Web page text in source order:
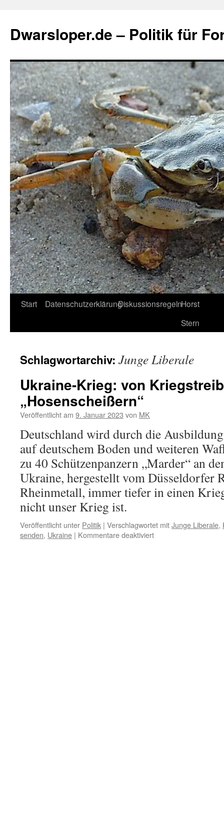
springen
Dwarsloper.de – Politik für
Start DatenschutzerklärungDiskussionsregelnHorst
Stern
Schlagwortarchiv: Junge Liberale
Ukraine-Krieg: von
„Hosenscheißern“
Veröffentlicht am 9. Januar 2023 von MK
Deutschland wird durch die
auf deutschem Boden und weiteren
zu 40 Schützenpanzern „Marder“ an
Ukraine, hergestellt vom Düsseldorfer
Rheinmetall, immer tiefer in einen
nicht unser Krieg ist.
Veröffentlicht unter Politik | Verschlagwortet mitJunge Liberale,
senden, Ukraine | Kommentare deaktiviertfür